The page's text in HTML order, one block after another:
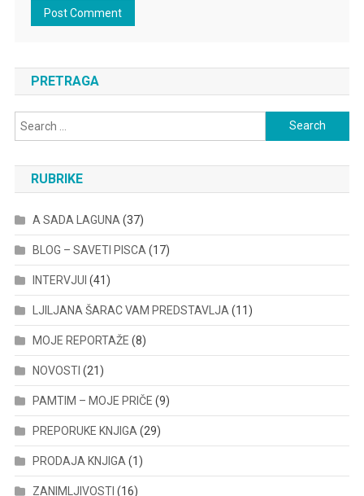
PRETRAGA
Search
for:
RUBRIKE
A SADA LAGUNA (37)
BLOG – SAVETI PISCA (17)
INTERVJUI (41)
LJILJANA ŠARAC VAM PREDSTAVLJA (11)
MOJE REPORTAŽE (8)
NOVOSTI (21)
PAMTIM – MOJE PRIČE (9)
PREPORUKE KNJIGA (29)
PRODAJA KNJIGA (1)
ZANIMLJIVOSTI (16)